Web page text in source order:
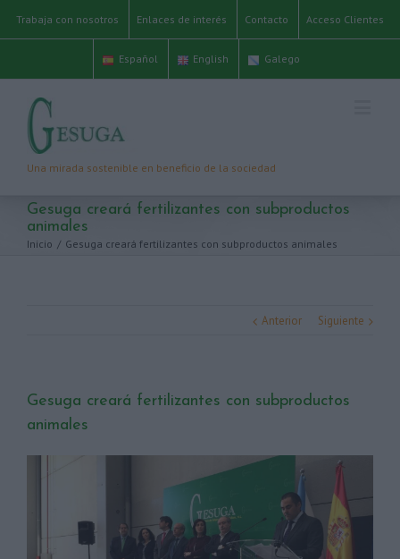
Trabaja con nosotros Enlaces de interés Contacto Acceso Clientes
Español English Galego
Gesuga creará fertilizantes con subproductos
animales
Inicio / Gesuga creará fertilizantes con subproductos animales
Anterior Siguiente
Gesuga creará fertilizantes con subproductos
animales